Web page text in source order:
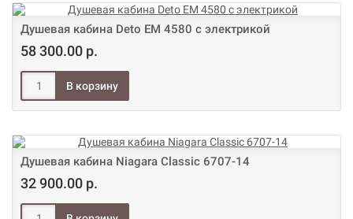
Душевая кабина Deto ЕМ 4580 с электрикой
58 300.00 р.
Душевая кабина Niagara Classic 6707-14
32 900.00 р.